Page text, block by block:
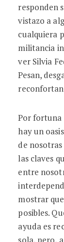
responden
vistazo a
cualquiera
militancia
ver Silvia
Pesan,
Por fortuna
hay un
de
las claves
entre
mostrar
posibles.
ayuda es